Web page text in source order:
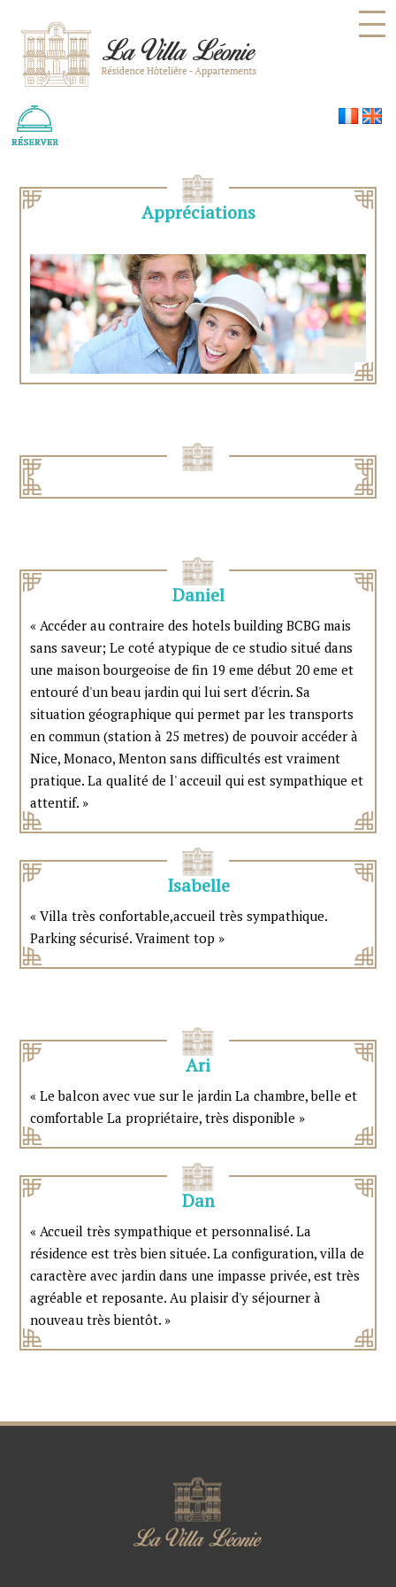
Appréciations
Daniel
« Accéder au contraire des hotels building BCBG mais
sans saveur; Le coté atypique de ce studio situé dans
une maison bourgeoise de fin 19 eme début 20 eme et
entouré d'un beau jardin qui lui sert d'écrin. Sa
situation géographique qui permet par les transports
en commun (station à 25 metres) de pouvoir accéder à
Nice, Monaco, Menton sans difficultés est vraiment
pratique. La qualité de l' acceuil qui est sympathique et
attentif. »
Isabelle
« Villa très confortable,accueil très sympathique.
Parking sécurisé. Vraiment top »
Ari
« Le balcon avec vue sur le jardin La chambre, belle et
comfortable La propriétaire, très disponible »
Dan
« Accueil très sympathique et personnalisé. La
résidence est très bien située. La configuration, villa de
caractère avec jardin dans une impasse privée, est très
agréable et reposante. Au plaisir d'y séjourner à
nouveau très bientôt. »